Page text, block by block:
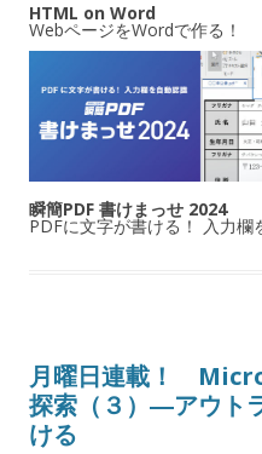
HTML on Word
WebページをWordで作る！
瞬簡PDF 書けまっせ 2024
PDFに文字が書ける！ 入力欄
月曜日連載！
探索（３）―アウト
ける